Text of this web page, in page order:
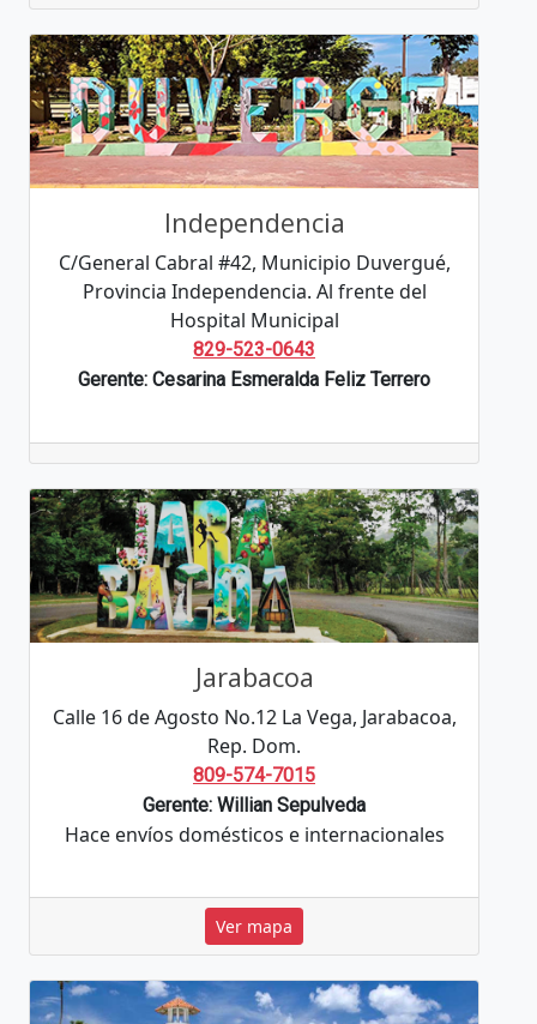
Independencia
C/General Cabral #42, Municipio Duvergué,
Provincia Independencia. Al frente del
Hospital Municipal
829-523-0643
Gerente: Cesarina Esmeralda Feliz Terrero
Jarabacoa
Calle 16 de Agosto No.12 La Vega, Jarabacoa,
Rep. Dom.
809-574-7015
Gerente: Willian Sepulveda
Hace envíos domésticos e internacionales
Ver mapa